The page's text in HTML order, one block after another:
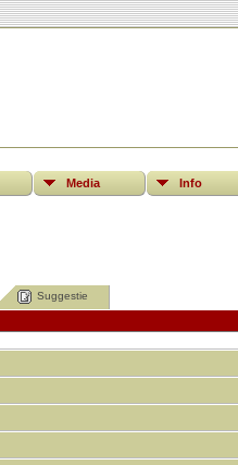
Media Info
Suggestie